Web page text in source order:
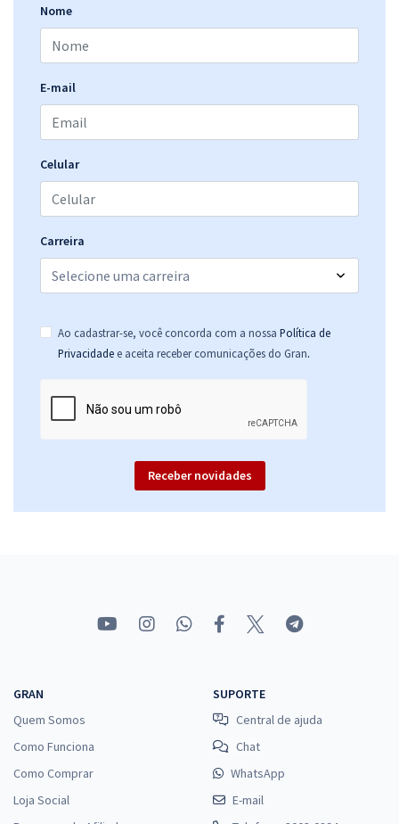
Nome
E-mail
Celular
Carreira
Ao cadastrar-se, você concorda com a nossa Política de
Privacidade e aceita receber comunicações do Gran.
Receber novidades
GRAN
Quem Somos
Como Funciona
Como Comprar
Loja Social
SUPORTE
Central de ajuda
Chat
WhatsApp
E-mail